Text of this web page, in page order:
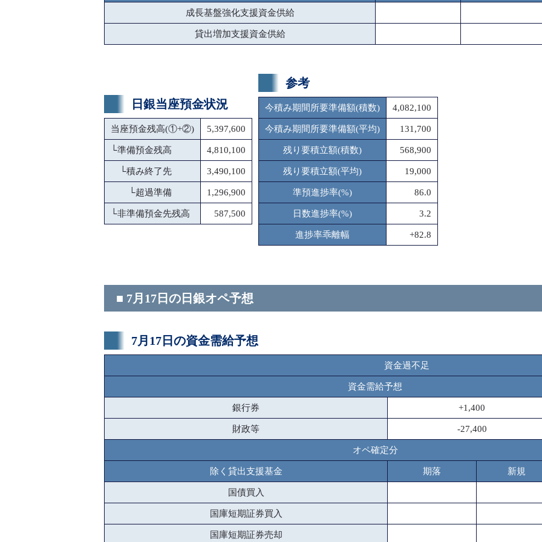
成長基盤強化支援資金供給
貸出増加支援資金供給
日銀当座預金状況
当座預金残高(①+②) 5,397,600
└準備預金残高 4,810,100
└積み終了先 3,490,100
└超過準備 1,296,900
└非準備預金先残高 587,500
参考
今積み期間所要準備額(積数) 4,082,100
今積み期間所要準備額(平均) 131,700
残り要積立額(積数) 568,900
残り要積立額(平均) 19,000
準預進捗率(%) 86.0
日数進捗率(%) 3.2
進捗率乖離幅 +82.8
■ 7月17日の日銀オペ予想
7月17日の資金需給予想
資金過不足
資金需給予想
銀行券 +1,400
財政等 -27,400
オペ確定分
除く貸出支援基金 期落 新規
国債買入
国庫短期証券買入
国庫短期証券売却